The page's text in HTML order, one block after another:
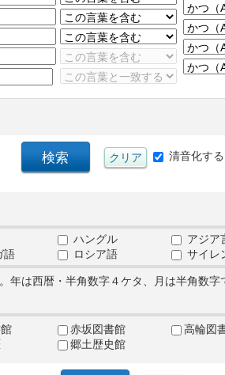
清音化する
ハングル アジア
語 ロシア語 サイレ
は西暦・半角数字４ケタ、月は半角数字
赤坂図書館 高輪図
郷土歴史館